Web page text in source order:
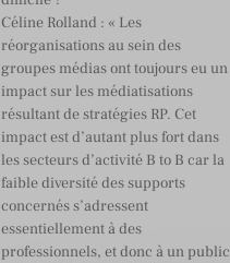
Céline Rolland : « Les
réorganisations au sein des
groupes médias ont toujours eu un
impact sur les médiatisations
résultant de stratégies RP. Cet
impact est d’autant plus fort dans
les secteurs d’activité B to B car la
faible diversité des supports
concernés s’adressent
essentiellement à des
professionnels, et donc à un public